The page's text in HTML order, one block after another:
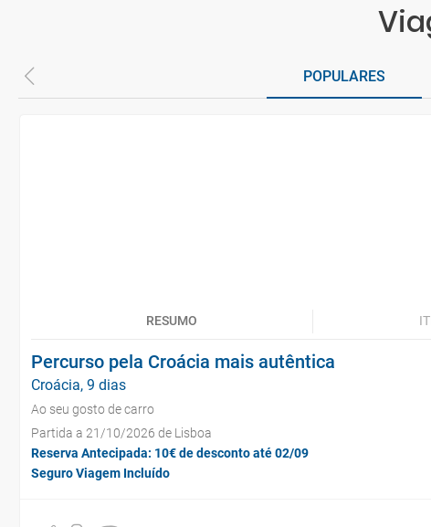
POPULARES
RESUMO
Percurso pela Croácia mais autêntica
Croácia, 9 dias
Ao seu gosto de carro
Partida a 21/10/2026 de Lisboa
Reserva Antecipada: 10€ de desconto até 02/09
Seguro Viagem Incluído